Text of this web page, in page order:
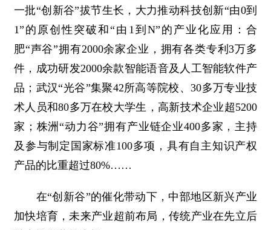
一批“创新谷”拔节生长，大力推动科技创新“由0到
1”的原创性突破和“由1到N”的产业化应用：合
肥“声谷”拥有2000余家企业，拥有各类专利3万多
件，成功研发2000余款智能语音及人工智能软件产
品；武汉“光谷”集聚42所高等院校、30多万专业技
术人员和80多万在校大学生，高新技术企业超5200
家；株洲“动力谷”拥有产业链企业400多家，主持
及参与制定国家标准100多项，具有自主知识产权
产品的比重超过80%……
在“创新谷”的催化带动下，中部地区新兴产业
加快培育，未来产业超前布局，传统产业在先立后